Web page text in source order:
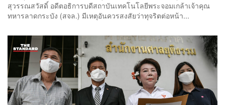
สุวรรณสวัสดิ์ อดีตอธิการบดีสถาบันเทคโนโลยีพระจอมเกล้าเจ้าคุณ
ทหารลาดกระบัง (สจล.) มีเหตุอันควรสงสัยว่าทุจริตต่อหน้า...